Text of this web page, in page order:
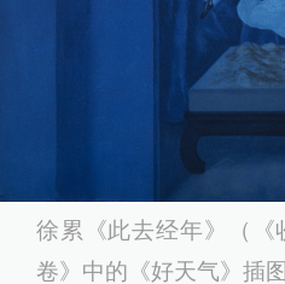
徐累《此去经年》（《
卷》中的《好天气》插图